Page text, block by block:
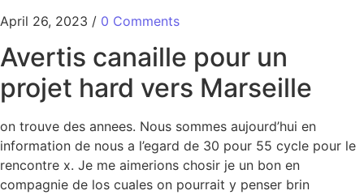
April 26, 2023 / 0 Comments
Avertis canaille pour un
projet hard vers Marseille
on trouve des annees. Nous sommes aujourd’hui en
information de nous a l’egard de 30 pour 55 cycle pour le
rencontre x. Je me aimerions chosir je un bon en
compagnie de los cuales on pourrait y penser brin